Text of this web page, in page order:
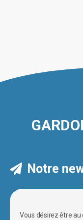
sur
Notre
Vous désirez être au